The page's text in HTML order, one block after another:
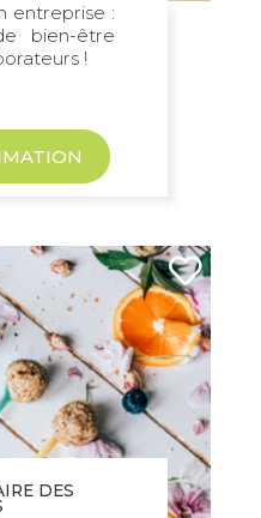
entreprise :
bien-être
!
DES